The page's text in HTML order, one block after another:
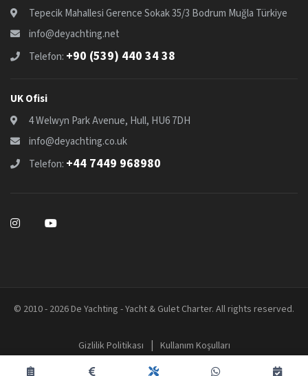
Tepecik Mahallesi Gerence Sokak 35/3 Bodrum Muğla Türkiye
info@deyachting.net
Telefon: +90 (539) 440 34 38
UK Ofisi
4 Welwyn Park Avenue, Hull, HU6 7DH
info@deyachting.co.uk
Telefon: +44 7449 968980
© 2010 - 2026 De Yachting - Yacht & Gulet Charter. All rights reserved.
Gizlilik Politikası Kullanım Koşulları